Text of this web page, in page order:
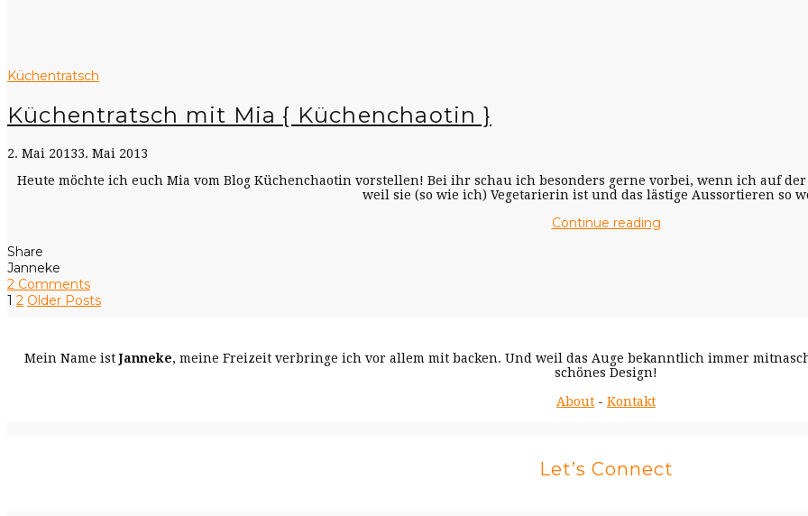
Küchentratsch
Küchentratsch mit Mia { Küchenchaotin }
2. Mai 20133. Mai 2013
Heute möchte ich euch Mia vom Blog Küchenchaotin vorstellen! Bei ihr schau ich besonders gerne vorbei, wenn ich auf
weil sie (so wie ich) Vegetarierin ist und das lästige Aussortieren so
Continue reading
Share
Janneke
2 Comments
1 2 Older Posts
Mein Name istJanneke, meine Freizeit verbringe ich vor allem mit backen. Und weil das Auge bekanntlich immer
schönes Design!
About - Kontakt
Let’s Connect